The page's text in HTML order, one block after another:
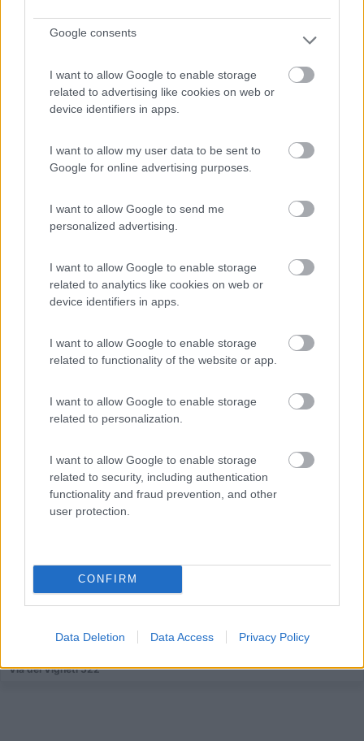
Google consents
I want to allow Google to enable storage
related to advertising like cookies on web or
device identifiers in apps.
I want to allow my user data to be sent to
Google for online advertising purposes.
I want to allow Google to send me
personalized advertising.
I want to allow Google to enable storage
related to analytics like cookies on web or
device identifiers in apps.
I want to allow Google to enable storage
related to functionality of the website or app.
I want to allow Google to enable storage
related to personalization.
I want to allow Google to enable storage
related to security, including authentication
functionality and fraud prevention, and other
user protection.
CONFIRM
Data Deletion Data Access Privacy Policy
Area di sosta (PS)
7 1
Servizi / Posizione
Situato nella zona sud dell'Isola d'Elba, sul mare sul la...
Via Capo ai Pini 1040
Area di sosta (PS+CS)
Agricampeggio Orti di Mare
Via dei Vigneti 522